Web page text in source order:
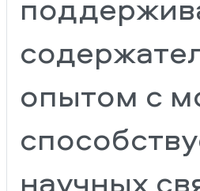
опытом с
научных